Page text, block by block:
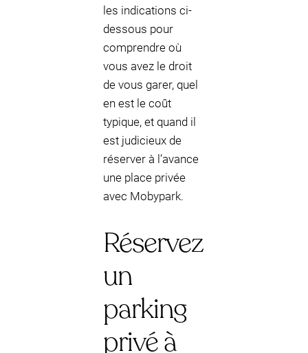
les indications ci-
dessous pour
comprendre où
vous avez le droit
de vous garer, quel
en est le coût
typique, et quand il
est judicieux de
réserver à l’avance
une place privée
avec Mobypark.
Réservez
un
parking
privé à